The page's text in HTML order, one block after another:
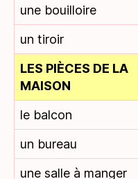
une bouilloire
un tiroir
LES PIÈCES DE LA
MAISON
le balcon
un bureau
une salle à manger